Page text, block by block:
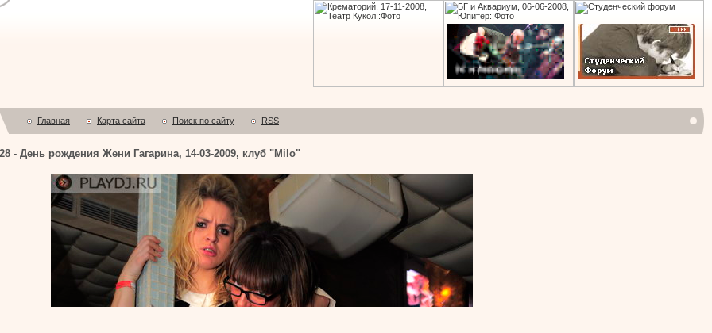
Главная Карта сайта Поиск по сайту RSS
- День рождения Жени Гагарина, 14-03-2009, клуб "Milo"